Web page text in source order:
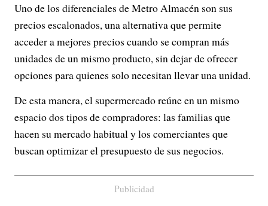
Uno de los diferenciales de Metro Almacén son sus
precios escalonados, una alternativa que permite
acceder a mejores precios cuando se compran más
unidades de un mismo producto, sin dejar de ofrecer
opciones para quienes solo necesitan llevar una unidad.
De esta manera, el supermercado reúne en un mismo
espacio dos tipos de compradores: las familias que
hacen su mercado habitual y los comerciantes que
buscan optimizar el presupuesto de sus negocios.
Publicidad